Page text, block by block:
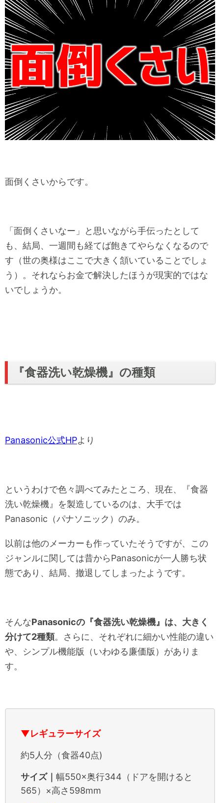
面倒くさいからです。
「面倒くさいなー」と思いながら手伝ったとして
も、結局、一週間も経てば飽きてやらなくなるので
す（世の奥様はここで大きく頷いていることでしょ
う）。それならお金で解決したほうが現実的ではな
いでしょうか。
『食器洗い乾燥機』の種類
Panasonic公式HPより
というわけで色々調べてみたところ、現在、『食器
洗い乾燥機』を製造しているのは、大手では
Panasonic（パナソニック）のみ。
以前は他のメーカーも作っていたそうですが、この
ジャンルに関しては昔からPanasonicが一人勝ち状
態であり、結局、撤退してしまったようです。
そんなPanasonicの『食器洗い乾燥機』は、大きく
分けて2種類。さらに、それぞれに細かい性能の違い
や、シンプル機能版（いわゆる廉価版）がありま
す。
▼レギュラーサイズ
約5人分（食器40点)
サイズ｜ 幅550×奥行344（ドアを開けると
565）×高さ598mm